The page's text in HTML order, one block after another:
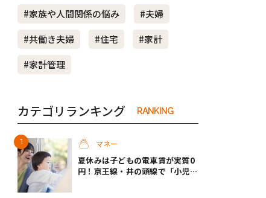
#家族や人間関係の悩み
#夫婦
#共働き夫婦
#住宅
#家計
#家計管理
カテゴリランキング RANKING
マネー
夏休みは子どもの電車賃が実質0
円！京王線・井の頭線で「小児運